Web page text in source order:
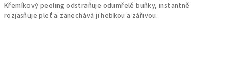
Křemíkový peeling odstraňuje odumřelé buňky, instantně
rozjasňuje pleť a zanechává ji hebkou a zářivou.